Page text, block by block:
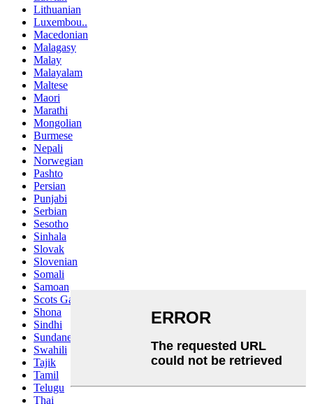
Lithuanian
Luxembou..
Macedonian
Malagasy
Malay
Malayalam
Maltese
Maori
Marathi
Mongolian
Burmese
Nepali
Norwegian
Pashto
Persian
Punjabi
Serbian
Sesotho
Sinhala
Slovak
Slovenian
Somali
Samoan
Scots Gaelic
Shona
Sindhi
Sundanese
Swahili
Tajik
Tamil
Telugu
Thai